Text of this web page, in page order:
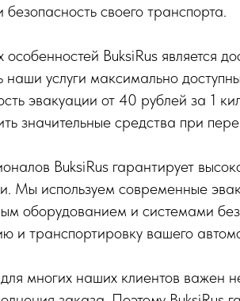
своего транспорта.
BuksiRus является
услуги максимально
эвакуации от 40 рублей за 1
значительные средства при
BuksiRus гарантирует
Мы используем современные
оборудованием и системами
и транспортировку вашего
многих наших клиентов важен